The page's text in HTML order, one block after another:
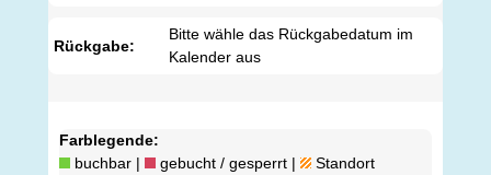
Rückgabe:
Bitte wähle das Rückgabedatum im
Kalender aus
Farblegende:
buchbar |
gebucht / gesperrt |
Standort